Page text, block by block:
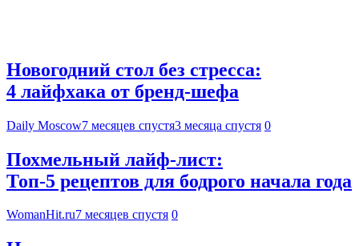
Новогодний стол без стресса:
4 лайфхака от бренд-шефа
Daily Moscow7 месяцев спустя3 месяца спустя 0
Похмельный лайф-лист:
Топ-5 рецептов для бодрого начала года
WomanHit.ru7 месяцев спустя 0